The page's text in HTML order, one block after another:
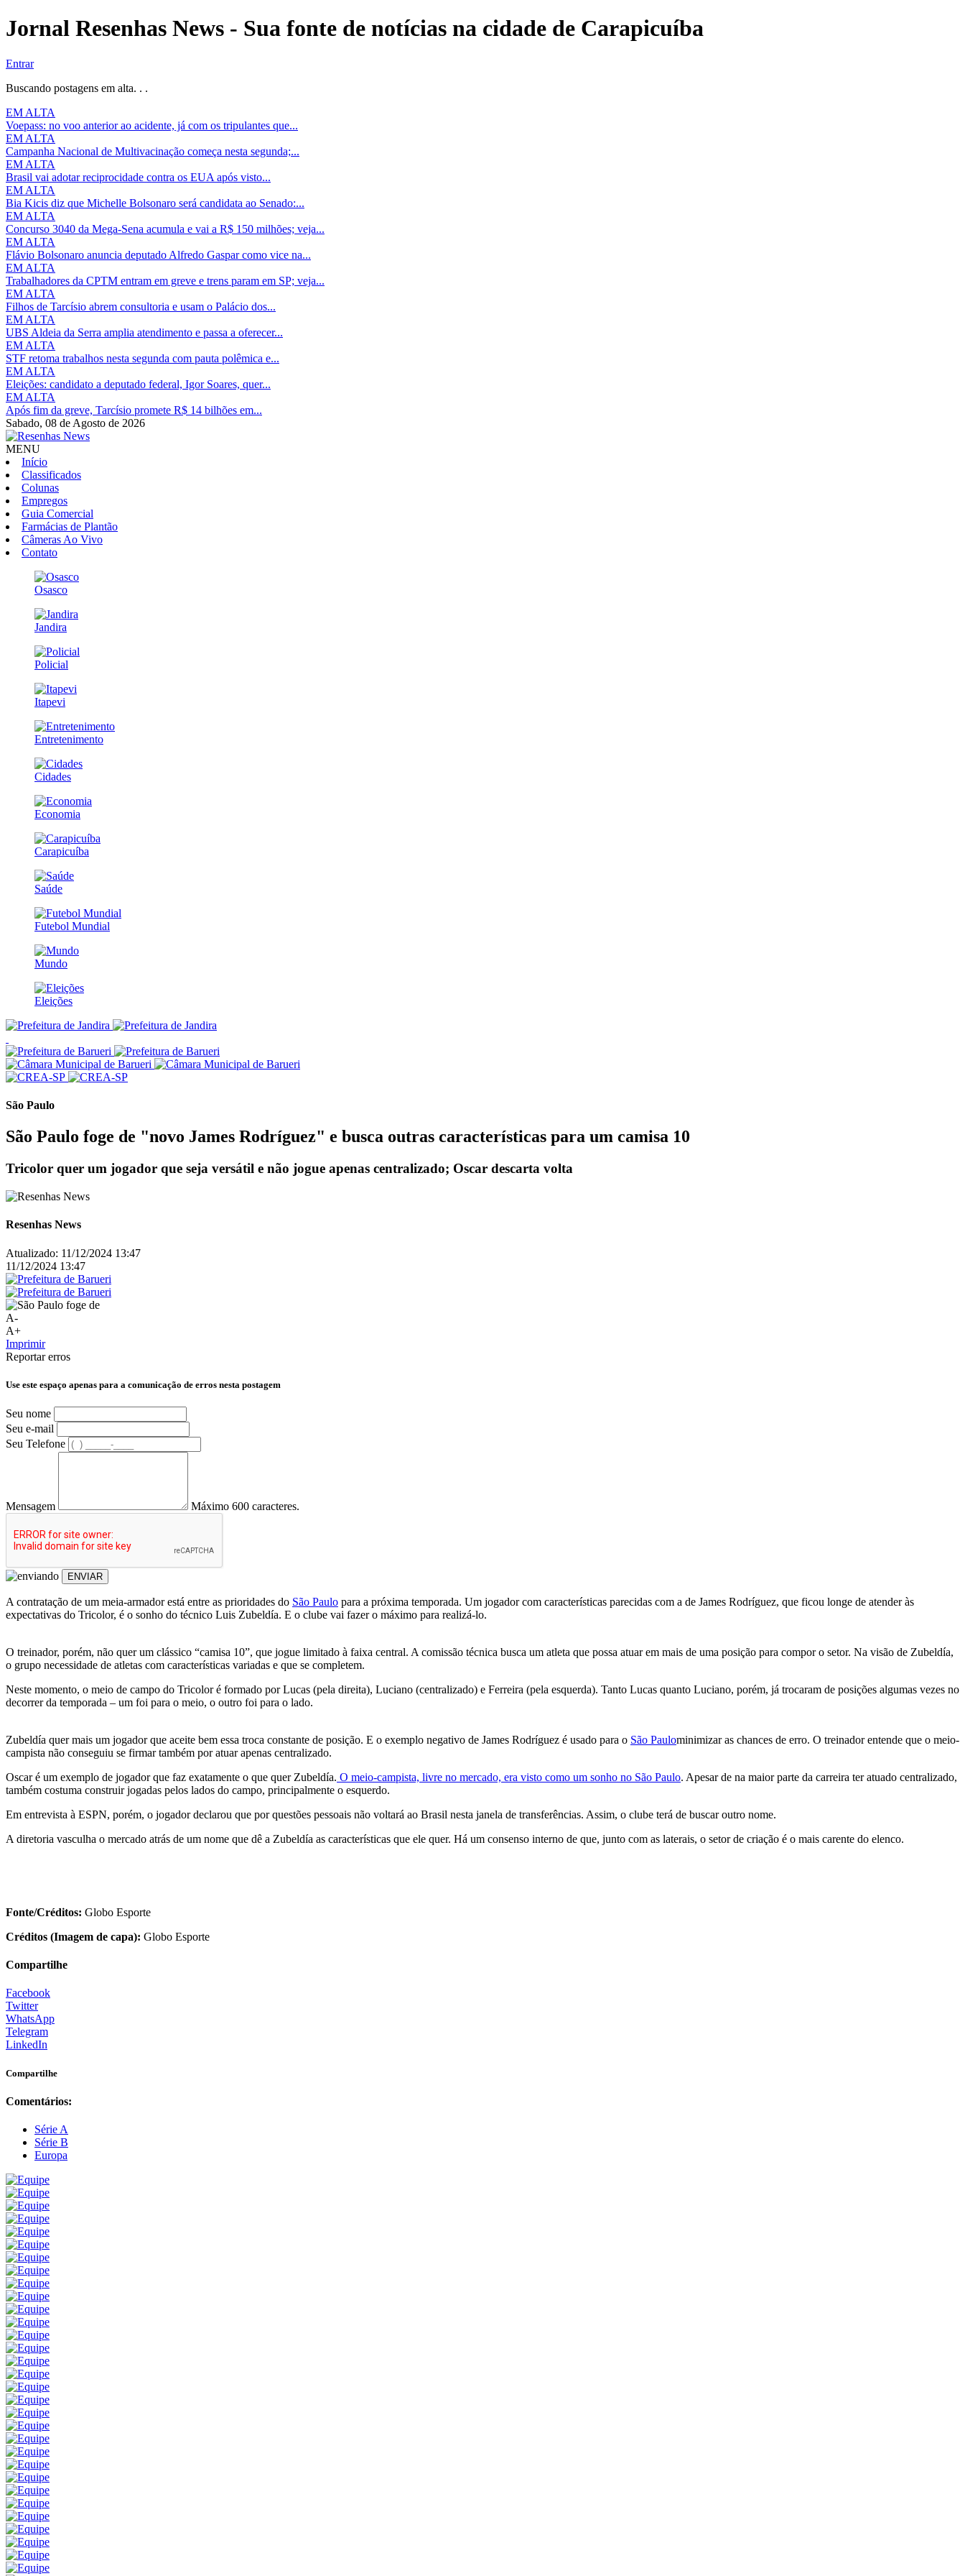
Jornal Resenhas News - Sua fonte de notícias na cidade de Carapicuíba
Entrar
Buscando postagens em alta. . .
EM ALTA
Voepass: no voo anterior ao acidente, já com os tripulantes que...
EM ALTA
Campanha Nacional de Multivacinação começa nesta segunda;...
EM ALTA
Brasil vai adotar reciprocidade contra os EUA após visto...
EM ALTA
Bia Kicis diz que Michelle Bolsonaro será candidata ao Senado:...
EM ALTA
Concurso 3040 da Mega-Sena acumula e vai a R$ 150 milhões; veja...
EM ALTA
Flávio Bolsonaro anuncia deputado Alfredo Gaspar como vice na...
EM ALTA
Trabalhadores da CPTM entram em greve e trens param em SP; veja...
EM ALTA
Filhos de Tarcísio abrem consultoria e usam o Palácio dos...
EM ALTA
UBS Aldeia da Serra amplia atendimento e passa a oferecer...
EM ALTA
STF retoma trabalhos nesta segunda com pauta polêmica e...
EM ALTA
Eleições: candidato a deputado federal, Igor Soares, quer...
EM ALTA
Após fim da greve, Tarcísio promete R$ 14 bilhões em...
Sabado, 08 de Agosto de 2026
MENU
Início
Classificados
Colunas
Empregos
Guia Comercial
Farmácias de Plantão
Câmeras Ao Vivo
Contato
Osasco
Jandira
Policial
Itapevi
Entretenimento
Cidades
Economia
Carapicuíba
Saúde
Futebol Mundial
Mundo
Eleições
São Paulo
São Paulo foge de "novo James Rodríguez" e busca outras características para um camisa 10
Tricolor quer um jogador que seja versátil e não jogue apenas centralizado; Oscar descarta volta
Resenhas News
Atualizado: 11/12/2024 13:47
11/12/2024 13:47
A-
A+
Imprimir
Reportar erros
Use este espaço apenas para a comunicação de erros nesta postagem
Seu nome
Seu e-mail
Seu Telefone
Mensagem Máximo 600 caracteres.
ENVIAR
A contratação de um meia-armador está entre as prioridades do São Paulo para a próxima temporada. Um jogador com características parecidas com a de James Rodríguez, que ficou longe de atender às
expectativas do Tricolor, é o sonho do técnico Luis Zubeldía. E o clube vai fazer o máximo para realizá-lo.
O treinador, porém, não quer um clássico “camisa 10”, que jogue limitado à faixa central. A comissão técnica busca um atleta que possa atuar em mais de uma posição para compor o setor. Na visão de Zubeldía,
o grupo necessidade de atletas com características variadas e que se completem.
Neste momento, o meio de campo do Tricolor é formado por Lucas (pela direita), Luciano (centralizado) e Ferreira (pela esquerda). Tanto Lucas quanto Luciano, porém, já trocaram de posições algumas vezes no
decorrer da temporada – um foi para o meio, o outro foi para o lado.
Zubeldía quer mais um jogador que aceite bem essa troca constante de posição. E o exemplo negativo de James Rodríguez é usado para o São Paulominimizar as chances de erro. O treinador entende que o meio-
campista não conseguiu se firmar também por atuar apenas centralizado.
Oscar é um exemplo de jogador que faz exatamente o que quer Zubeldía. O meio-campista, livre no mercado, era visto como um sonho no São Paulo. Apesar de na maior parte da carreira ter atuado centralizado,
também costuma construir jogadas pelos lados do campo, principalmente o esquerdo.
Em entrevista à ESPN, porém, o jogador declarou que por questões pessoais não voltará ao Brasil nesta janela de transferências. Assim, o clube terá de buscar outro nome.
A diretoria vasculha o mercado atrás de um nome que dê a Zubeldía as características que ele quer. Há um consenso interno de que, junto com as laterais, o setor de criação é o mais carente do elenco.
Fonte/Créditos: Globo Esporte
Créditos (Imagem de capa): Globo Esporte
Compartilhe
Facebook
Twitter
WhatsApp
Telegram
LinkedIn
Compartilhe
Comentários:
Série A
Série B
Europa